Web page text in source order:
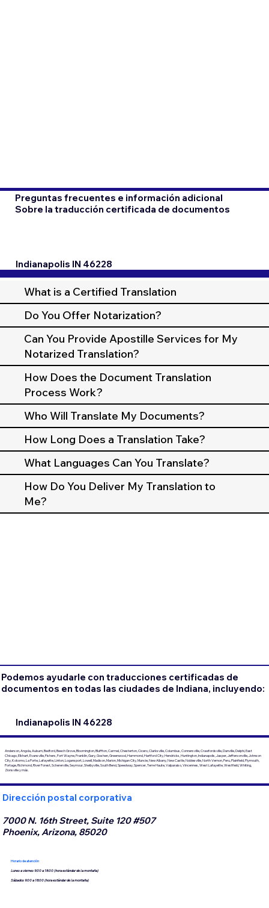
Preguntas frecuentes e información adicional
Sobre la traducción certificada de documentos
Indianapolis IN 46228
What is a Certified Translation
Do You Offer Notarization?
Can You Provide Apostille Services for My
Notarized Translation?
How Does the Document Translation
Process Work?
Who Will Translate My Documents?
How Long Does a Translation Take?
What Languages Can You Translate?
How Do You Deliver My Translation to
Me?
Podemos ayudarle con traducciones certificadas de
documentos en todas las ciudades de Indiana, incluyendo:
Indianapolis IN 46228
Anderson, Angola, Auburn, Bedford, Beech Grove, Bloomington, Bluffton, Carmel, Chesterton, Cicero, Clarksville, Columbus, Connersville, Crawfordsville, Danville, Delphi, East
Chicago, Elkhart, Evansville, Fishers, Fort Wayne, Franklin, Gary, Goshen, Greenwood, Hammond, Hartford City, Hendricks, Huntington, Indianapolis, Jasper, Jeffersonville, Johnson
City, Kokomo, La Porte, Lafayette, Linton, Logansport, Lowell, Madison, Marion, Michigan City, Muncie, New Albany, New Castle, Noblesville, North Vernon, Peru, Plainfield, Plymouth,
Portage, Richmond, River Forest, Schererville, Seymour, Shelbyville, South Bend, Speedway, Spencer, Terre Haute, Valparaiso, Vincennes, West Lafayette, Westfield, Whiting,
Zionsville y más.
Dirección postal corporativa
7000 N. 16th Street, Suite 120 #507
Phoenix, Arizona, 85020
Horario de atención
Lunes a viernes 9:00 a 18:00 (hora estándar de la montaña)
Sábados 9:00 a 18:00 (hora estándar de la montaña)